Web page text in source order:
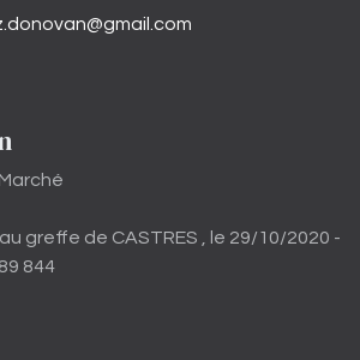
greffe de CASTRES , le 29/10/2020 -
844